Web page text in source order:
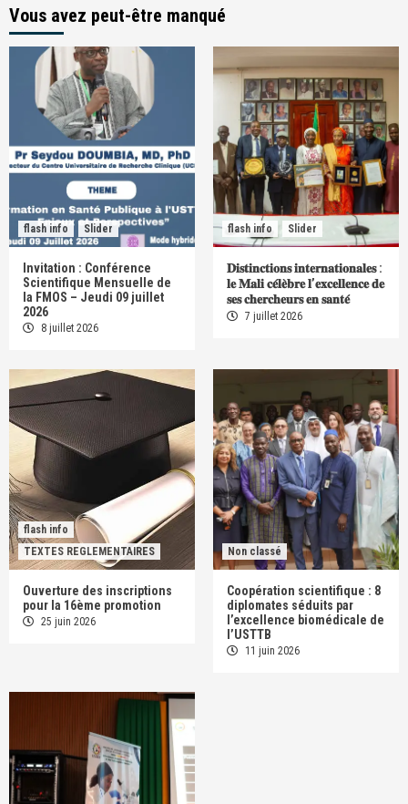
Vous avez peut-être manqué
flash info Slider
Invitation : Conférence
Scientifique Mensuelle de
la FMOS – Jeudi 09 juillet
2026
8 juillet 2026
flash info Slider
𝐃𝐢𝐬𝐭𝐢𝐧𝐜𝐭𝐢𝐨𝐧𝐬 𝐢𝐧𝐭𝐞𝐫𝐧𝐚𝐭𝐢𝐨𝐧𝐚𝐥𝐞𝐬 :
𝐥𝐞 𝐌𝐚𝐥𝐢 𝐜𝐞́𝐥𝐞̀𝐛𝐫𝐞 𝐥’𝐞𝐱𝐜𝐞𝐥𝐥𝐞𝐧𝐜𝐞 𝐝𝐞
𝐬𝐞𝐬 𝐜𝐡𝐞𝐫𝐜𝐡𝐞𝐮𝐫𝐬 𝐞𝐧 𝐬𝐚𝐧𝐭𝐞́
7 juillet 2026
flash info
TEXTES REGLEMENTAIRES
Ouverture des inscriptions
pour la 16ème promotion
25 juin 2026
Non classé
Coopération scientifique : 8
diplomates séduits par
l’excellence biomédicale de
l’USTTB
11 juin 2026